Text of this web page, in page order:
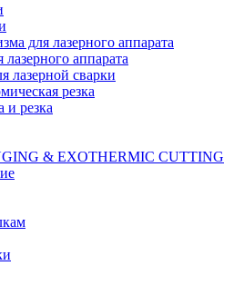
для лазерного аппарата
аппарата
лазерной сварки
резка
и резка
& EXOTHERMIC CUTTING